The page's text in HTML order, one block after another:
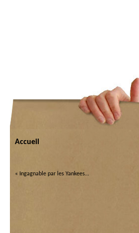
Accueil
« Ingagnable par les Yankees…